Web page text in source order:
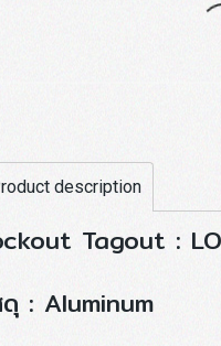
description
Tagout :
: Aluminum